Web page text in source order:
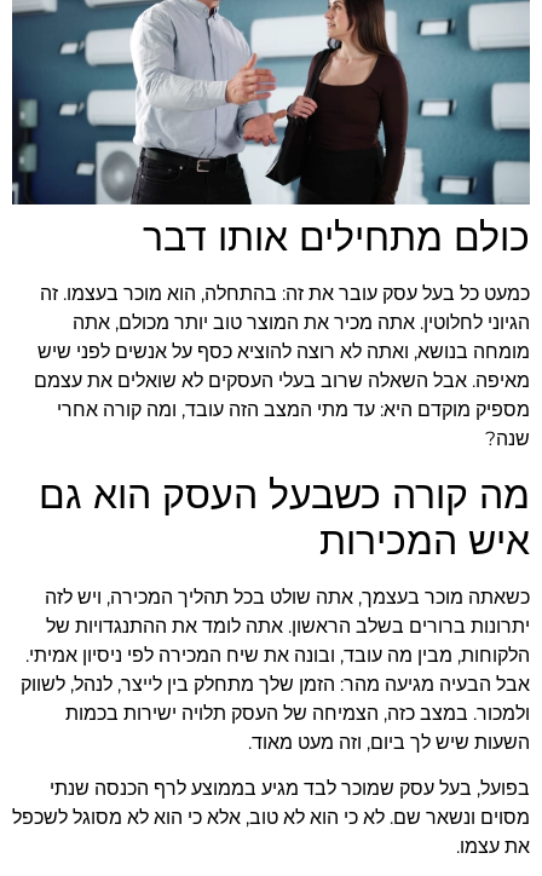
כולם מתחילים אותו דבר
כמעט כל בעל עסק עובר את זה: בהתחלה, הוא מוכר בעצמו. זה
הגיוני לחלוטין. אתה מכיר את המוצר טוב יותר מכולם, אתה
מומחה בנושא, ואתה לא רוצה להוציא כסף על אנשים לפני שיש
מאיפה. אבל השאלה שרוב בעלי העסקים לא שואלים את עצמם
מספיק מוקדם היא: עד מתי המצב הזה עובד, ומה קורה אחרי
שנה?
מה קורה כשבעל העסק הוא גם
איש המכירות
כשאתה מוכר בעצמך, אתה שולט בכל תהליך המכירה, ויש לזה
יתרונות ברורים בשלב הראשון. אתה לומד את ההתנגדויות של
הלקוחות, מבין מה עובד, ובונה את שיח המכירה לפי ניסיון אמיתי.
אבל הבעיה מגיעה מהר: הזמן שלך מתחלק בין לייצר, לנהל, לשווק
ולמכור. במצב כזה, הצמיחה של העסק תלויה ישירות בכמות
השעות שיש לך ביום, וזה מעט מאוד.
בפועל, בעל עסק שמוכר לבד מגיע בממוצע לרף הכנסה שנתי
מסוים ונשאר שם. לא כי הוא לא טוב, אלא כי הוא לא מסוגל לשכפל
את עצמו.